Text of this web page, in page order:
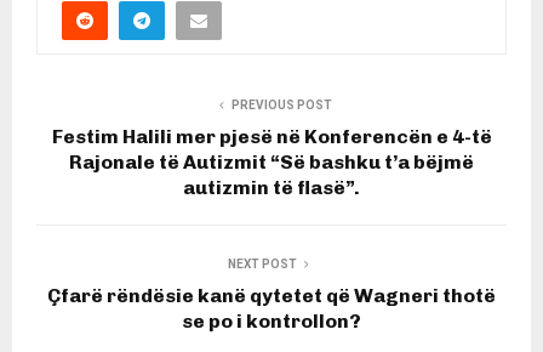
PREVIOUS POST
Festim Halili mer pjesë në Konferencën e 4-të
Rajonale të Autizmit “Së bashku t’a bëjmë
autizmin të flasë”.
NEXT POST
Çfarë rëndësie kanë qytetet që Wagneri thotë
se po i kontrollon?